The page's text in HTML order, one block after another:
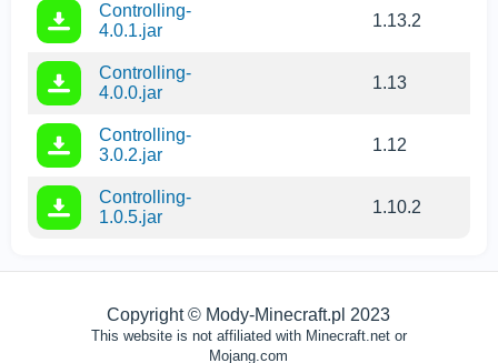
Controlling-
4.0.1.jar
1.13.2
Controlling-
4.0.0.jar
1.13
Controlling-
3.0.2.jar
1.12
Controlling-
1.0.5.jar
1.10.2
Copyright © Mody-Minecraft.pl 2023
This website is not affiliated with Minecraft.net or
Mojang.com